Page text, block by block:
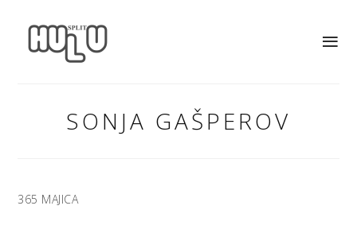
SONJA GAŠPEROV
365 MAJICA